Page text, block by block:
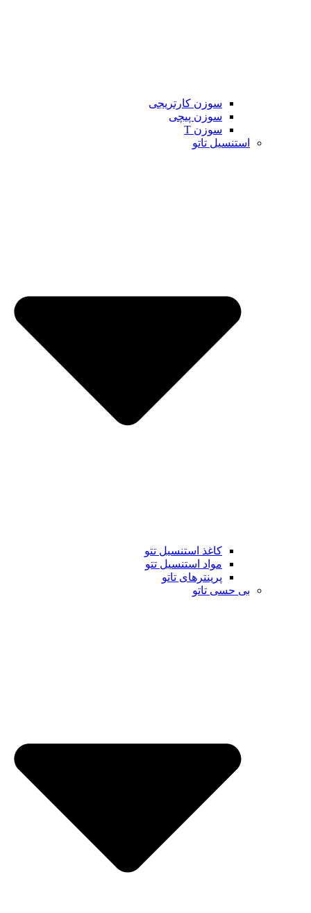
سوزن کارتریجی
سوزن پیچی
سوزن T
استنسیل تاتو
کاغذ استنسیل تتو
مواد استنسیل تتو
پرینترهای تاتو
بی حسی تاتو